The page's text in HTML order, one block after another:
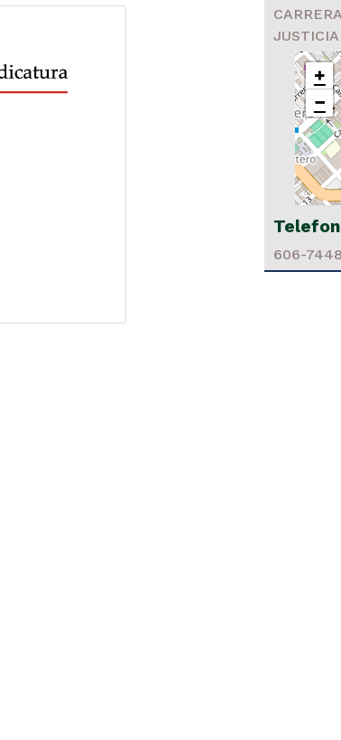
Notificación Auto
+
−
606-